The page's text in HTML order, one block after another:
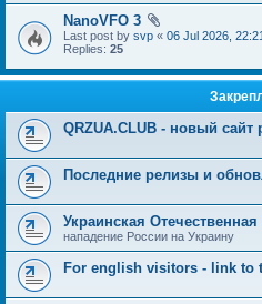
NanoVFO 3
Last post by svp « 06 Jul 2026, 22:21
Replies: 25
QRZUA.CLUB - новый сайт
Последние релизы и
Украинская
нападение России на Украину
For english visitors - link to